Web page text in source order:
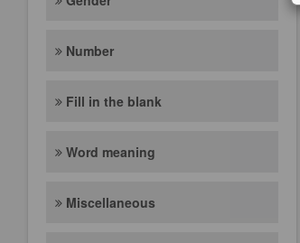
Number
Fill in the blank
Word meaning
Miscellaneous